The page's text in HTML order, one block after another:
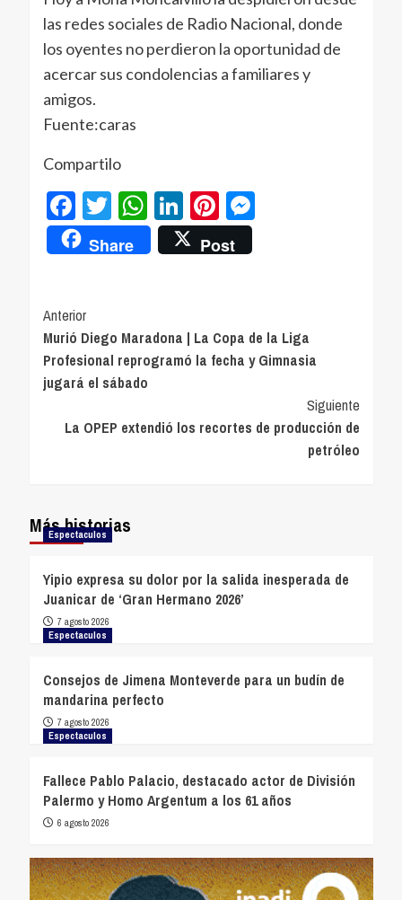
las redes sociales de Radio Nacional, donde
los oyentes no perdieron la oportunidad de
acercar sus condolencias a familiares y
amigos.
Fuente:caras
Compartilo
Facebook
Twitter
WhatsApp
LinkedIn
Pinterest
Messenger
Share Post
Navegación
de
entradas
Anterior
Murió Diego Maradona | La Copa de la Liga
Profesional reprogramó la fecha y Gimnasia
jugará el sábado
Siguiente
La OPEP extendió los recortes de producción de
petróleo
Más historias
Espectaculos
Yipio expresa su dolor por la salida inesperada de
Juanicar de ‘Gran Hermano 2026’
7 agosto 2026
Espectaculos
Consejos de Jimena Monteverde para un budín de
mandarina perfecto
7 agosto 2026
Espectaculos
Fallece Pablo Palacio, destacado actor de División
Palermo y Homo Argentum a los 61 años
6 agosto 2026